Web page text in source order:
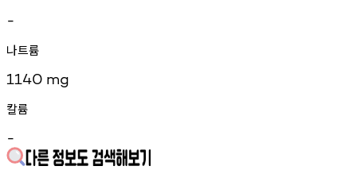
-
나트륨
1140 mg
칼륨
-